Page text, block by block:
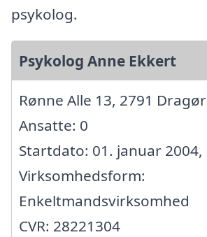
psykolog.
Psykolog Anne Ekkert
Rønne Alle 13, 2791 Dragør
Ansatte: 0
Startdato: 01. januar 2004,
Virksomhedsform:
Enkeltmandsvirksomhed
CVR: 28221304